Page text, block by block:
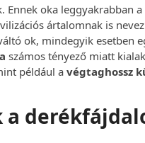
Ennek oka leggyakrabban a
ártalomnak is
ok, mindegyik esetben
számos tényező miatt
például avégtaghossz